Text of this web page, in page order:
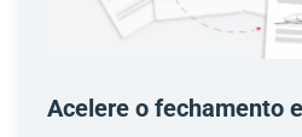
Acelere o fechamento